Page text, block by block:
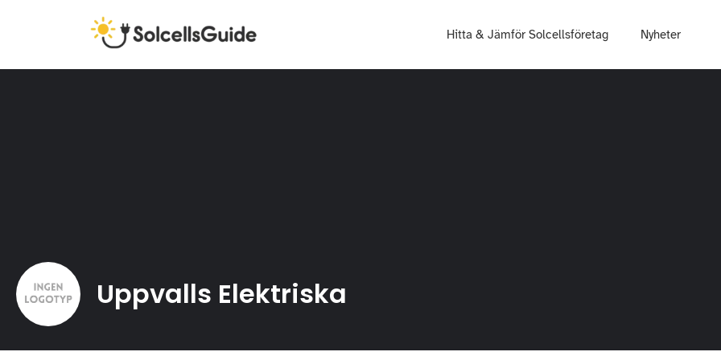
Hitta & Jämför Solcellsföretag Nyheter
Uppvalls Elektriska